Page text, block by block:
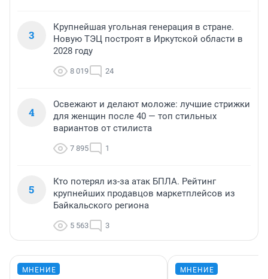
3
Крупнейшая угольная генерация в стране.
Новую ТЭЦ построят в Иркутской области в
2028 году
8 019 24
4
Освежают и делают моложе: лучшие стрижки
для женщин после 40 — топ стильных
вариантов от стилиста
7 895 1
5
Кто потерял из-за атак БПЛА. Рейтинг
крупнейших продавцов маркетплейсов из
Байкальского региона
5 563 3
МНЕНИЕ МНЕНИЕ